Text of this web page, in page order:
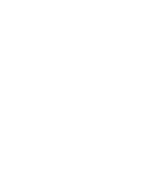
ketika menggunakan
Kota Kinabalu dan
Mortuary Hall di Jalan
ke Nirvana
Lans Koperal